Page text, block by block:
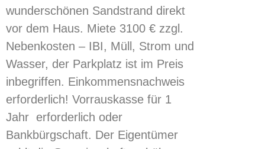
wunderschönen Sandstrand direkt
vor dem Haus. Miete 3100 € zzgl.
Nebenkosten – IBI, Müll, Strom und
Wasser, der Parkplatz ist im Preis
inbegriffen. Einkommensnachweis
erforderlich! Vorrauskasse für 1
Jahr erforderlich oder
Bankbürgschaft. Der Eigentümer